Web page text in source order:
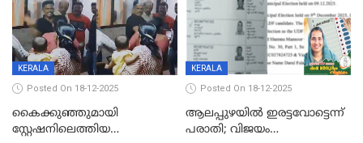
KERALA
Posted On 18-12-2025
കൈക്കുഞ്ഞുമായി
സ്റ്റേഷനിലെത്തിയ
KERALA
Posted On 18-12-2025
ആലപ്പുഴയിൽ ഇരട്ടവോട്ടെന്ന്
പരാതി; വിജയം